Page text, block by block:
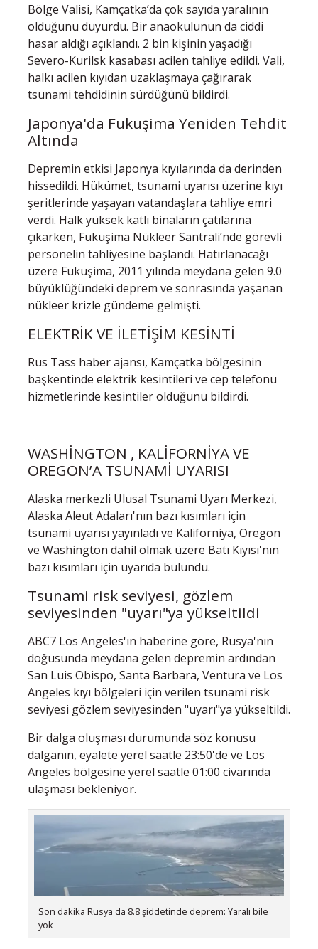
Bölge Valisi, Kamçatka’da çok sayıda yaralının
olduğunu duyurdu. Bir anaokulunun da ciddi
hasar aldığı açıklandı. 2 bin kişinin yaşadığı
Severo-Kurilsk kasabası acilen tahliye edildi. Vali,
halkı acilen kıyıdan uzaklaşmaya çağırarak
tsunami tehdidinin sürdüğünü bildirdi.
Japonya'da Fukuşima Yeniden Tehdit
Altında
Depremin etkisi Japonya kıyılarında da derinden
hissedildi. Hükümet, tsunami uyarısı üzerine kıyı
şeritlerinde yaşayan vatandaşlara tahliye emri
verdi. Halk yüksek katlı binaların çatılarına
çıkarken, Fukuşima Nükleer Santrali’nde görevli
personelin tahliyesine başlandı. Hatırlanacağı
üzere Fukuşima, 2011 yılında meydana gelen 9.0
büyüklüğündeki deprem ve sonrasında yaşanan
nükleer krizle gündeme gelmişti.
ELEKTRİK VE İLETİŞİM KESİNTİ
Rus Tass haber ajansı, Kamçatka bölgesinin
başkentinde elektrik kesintileri ve cep telefonu
hizmetlerinde kesintiler olduğunu bildirdi.
WASHİNGTON , KALİFORNİYA VE
OREGON’A TSUNAMİ UYARISI
Alaska merkezli Ulusal Tsunami Uyarı Merkezi,
Alaska Aleut Adaları'nın bazı kısımları için
tsunami uyarısı yayınladı ve Kaliforniya, Oregon
ve Washington dahil olmak üzere Batı Kıyısı'nın
bazı kısımları için uyarıda bulundu.
Tsunami risk seviyesi, gözlem
seviyesinden "uyarı"ya yükseltildi
ABC7 Los Angeles'ın haberine göre, Rusya'nın
doğusunda meydana gelen depremin ardından
San Luis Obispo, Santa Barbara, Ventura ve Los
Angeles kıyı bölgeleri için verilen tsunami risk
seviyesi gözlem seviyesinden "uyarı"ya yükseltildi.
Bir dalga oluşması durumunda söz konusu
dalganın, eyalete yerel saatle 23:50'de ve Los
Angeles bölgesine yerel saatle 01:00 civarında
ulaşması bekleniyor.
Son dakika Rusya'da 8.8 şiddetinde deprem: Yaralı bile
yok